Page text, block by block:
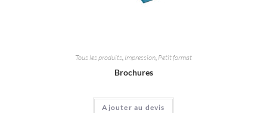
Tous les produits, Impression, Petit format
Brochures
Ajouter au devis